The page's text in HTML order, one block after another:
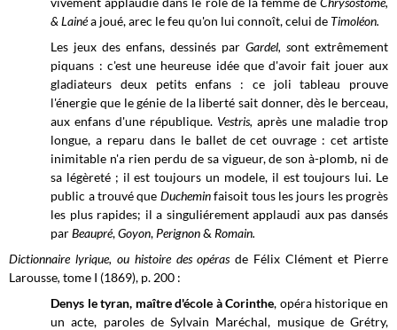
& Lainéa joué, arec le feu qu'on lui connoît, celui de Timoléon.
Les jeux des enfans, dessinés parGardel, sont extrêmement
piquans : c'est une heureuse idée que d'avoir fait jouer aux
gladiateurs deux petits enfans : ce joli tableau prouve
l'énergie que le génie de la liberté sait donner, dès le berceau,
aux enfans d'une république. Vestris,après une maladie trop
longue, a reparu dans le ballet de cet ouvrage : cet artiste
inimitable n'a rien perdu de sa vigueur, de son à-plomb, ni de
sa légèreté ; il est toujours un modele, il est toujours lui. Le
public a trouvé que Ducheminfaisoit tous les jours les progrès
les plus rapides; il a singuliérement applaudi aux pas dansés
parBeaupré,Goyon, Perignon& Romain.
Dictionnaire lyrique, ou histoire des opérasde Félix Clément et Pierre
Larousse, tome I (1869), p. 200 :
Denys le tyran, maître d'école à Corinthe, opéra historique en
un acte, paroles de Sylvain Maréchal, musique de Grétry,